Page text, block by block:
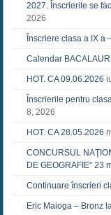
2027. Înscrierile se
2026
Înscriere clasa a IX a
Calendar
HOT. CA 09.06.2026
Înscrierile pentru
8, 2026
HOT. CA 28.05.2026
CONCURSUL
DE GEOGRAFIE” 23
Continuare înscrieri
Eric Maioga – Bronz